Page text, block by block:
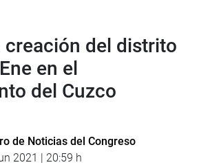
creación del distrito
en el
del Cuzco
de Noticias del Congreso
2021 | 20:59 h